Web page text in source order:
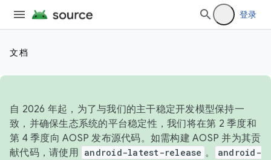
登录
文档
自 2026 年起，为了与我们的主干稳定开发模型保持一
致，并确保生态系统的平台稳定性，我们将在第 2 季度和
第 4 季度向 AOSP 发布源代码。如需构建 AOSP 并为其贡
献代码，请使用 android-latest-release 。
android-